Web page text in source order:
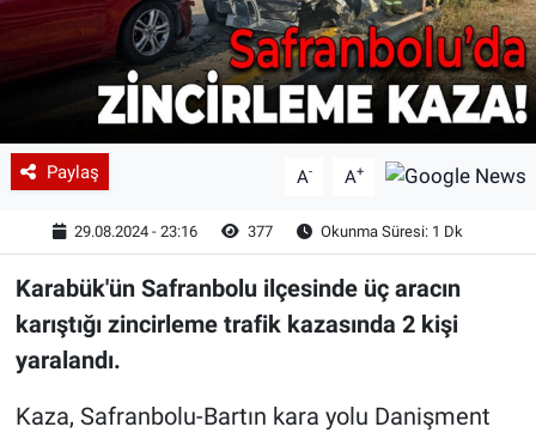
Paylaş A- A+
29.08.2024 - 23:16 377 Okunma Süresi: 1 Dk
Karabük'ün Safranbolu ilçesinde üç aracın
karıştığı zincirleme trafik kazasında 2 kişi
yaralandı.
Kaza, Safranbolu-Bartın kara yolu Danişment